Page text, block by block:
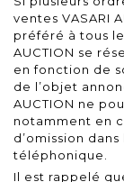
ventes VASARI
préféré à tous
AUCTION se
en fonction de
de l’objet
AUCTION ne
notamment en
d’omission
téléphonique.
Il est rappelé